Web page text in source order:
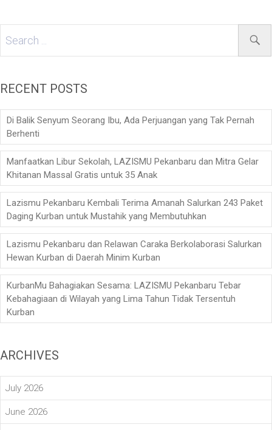
RECENT POSTS
Di Balik Senyum Seorang Ibu, Ada Perjuangan yang Tak Pernah
Berhenti
Manfaatkan Libur Sekolah, LAZISMU Pekanbaru dan Mitra Gelar
Khitanan Massal Gratis untuk 35 Anak
Lazismu Pekanbaru Kembali Terima Amanah Salurkan 243 Paket
Daging Kurban untuk Mustahik yang Membutuhkan
Lazismu Pekanbaru dan Relawan Caraka Berkolaborasi Salurkan
Hewan Kurban di Daerah Minim Kurban
KurbanMu Bahagiakan Sesama: LAZISMU Pekanbaru Tebar
Kebahagiaan di Wilayah yang Lima Tahun Tidak Tersentuh
Kurban
ARCHIVES
July 2026
June 2026